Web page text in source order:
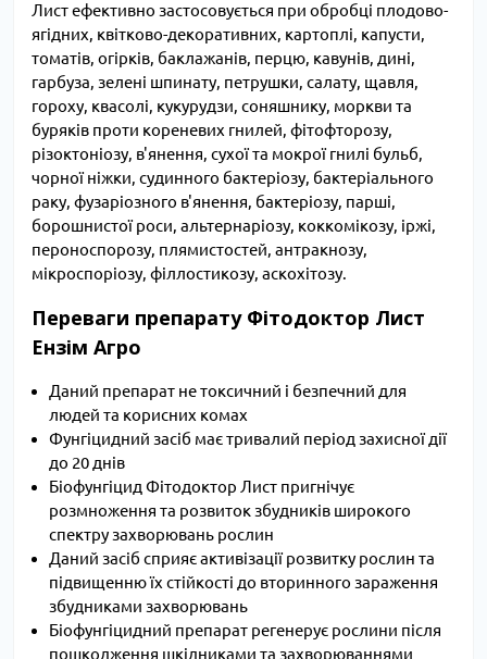
Лист ефективно застосовується при обробці плодово-
ягідних, квітково-декоративних, картоплі, капусти,
томатів, огірків, баклажанів, перцю, кавунів, дині,
гарбуза, зелені шпинату, петрушки, салату, щавля,
гороху, квасолі, кукурудзи, соняшнику, моркви та
буряків проти кореневих гнилей, фітофторозу,
різоктоніозу, в'янення, сухої та мокрої гнилі бульб,
чорної ніжки, судинного бактеріозу, бактеріального
раку, фузаріозного в'янення, бактеріозу, парші,
борошнистої роси, альтернаріозу, коккомікозу, іржі,
пероноспорозу, плямистостей, антракнозу,
мікроспоріозу, філлостикозу, аскохітозу.
Переваги препарату Фітодоктор Лист
Ензім Агро
Даний препарат не токсичний і безпечний для
людей та корисних комах
Фунгіцидний засіб має тривалий період захисної дії
до 20 днів
Біофунгіцид Фітодоктор Лист пригнічує
розмноження та розвиток збудників широкого
спектру захворювань рослин
Даний засіб сприяє активізації розвитку рослин та
підвищенню їх стійкості до вторинного зараження
збудниками захворювань
Біофунгіцидний препарат регенерує рослини після
пошкодження шкідниками та захворюваннями